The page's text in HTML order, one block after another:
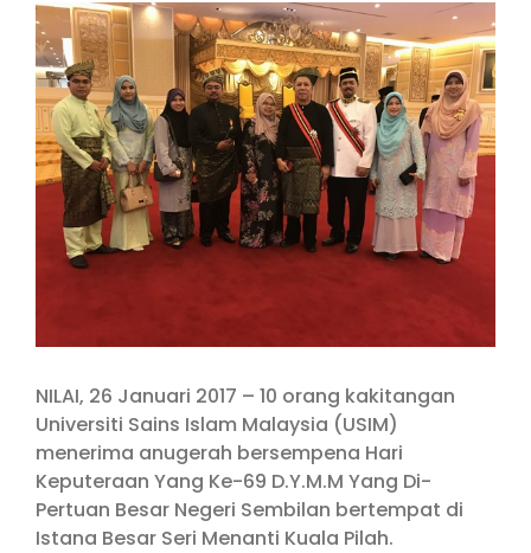
View
Larger
Image
NILAI, 26 Januari 2017 – 10 orang kakitangan
Universiti Sains Islam Malaysia (USIM)
menerima anugerah bersempena Hari
Keputeraan Yang Ke-69 D.Y.M.M Yang Di-
Pertuan Besar Negeri Sembilan bertempat di
Istana Besar Seri Menanti Kuala Pilah.